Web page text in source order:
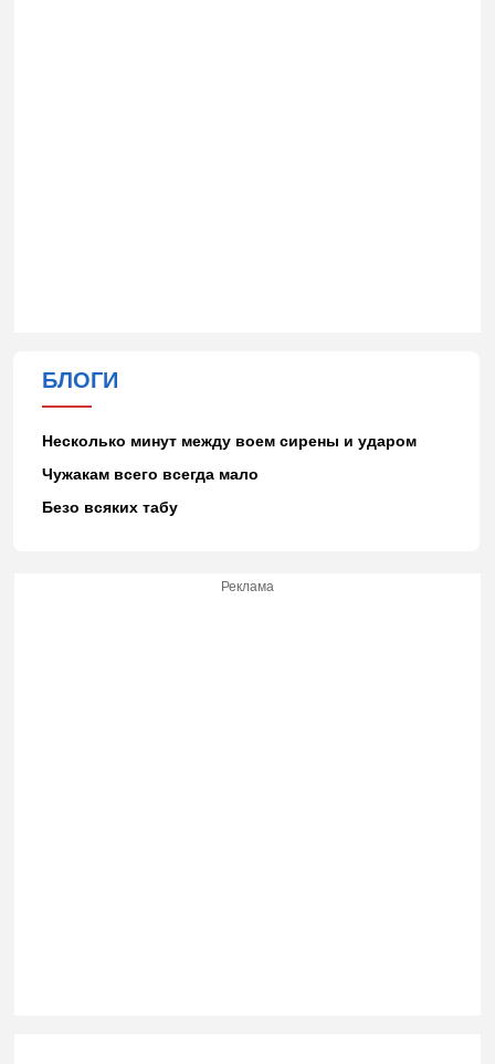
БЛОГИ
Несколько минут между воем сирены и ударом
Чужакам всего всегда мало
Безо всяких табу
Реклама